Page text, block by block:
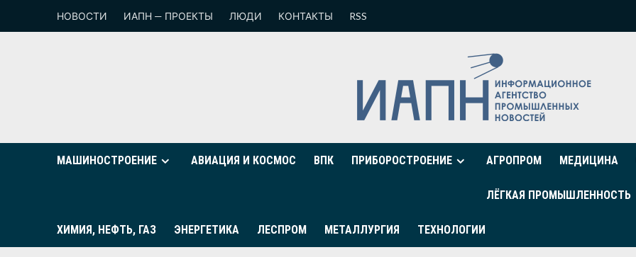
НОВОСТИ ИАПН — ПРОЕКТЫ ЛЮДИ КОНТАКТЫ RSS
МАШИНОСТРОЕНИЕ АВИАЦИЯ И КОСМОС ВПК ПРИБОРОСТРОЕНИЕ АГРОПРОМ МЕДИЦИНА
ЛЁГКАЯ ПРОМЫШЛЕННОСТЬ
ХИМИЯ, НЕФТЬ, ГАЗ ЭНЕРГЕТИКА ЛЕСПРОМ МЕТАЛЛУРГИЯ ТЕХНОЛОГИИ